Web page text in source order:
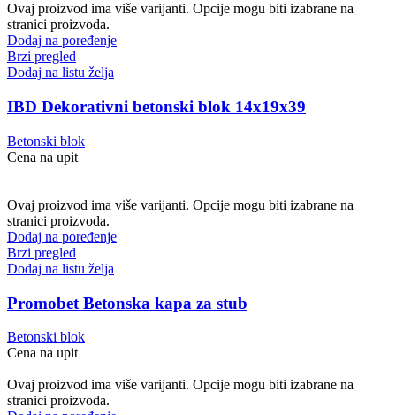
Ovaj proizvod ima više varijanti. Opcije mogu biti izabrane na
stranici proizvoda.
Dodaj na poređenje
Brzi pregled
Dodaj na listu želja
IBD Dekorativni betonski blok 14x19x39
Betonski blok
Cena na upit
Ovaj proizvod ima više varijanti. Opcije mogu biti izabrane na
stranici proizvoda.
Dodaj na poređenje
Brzi pregled
Dodaj na listu želja
Promobet Betonska kapa za stub
Betonski blok
Cena na upit
Ovaj proizvod ima više varijanti. Opcije mogu biti izabrane na
stranici proizvoda.